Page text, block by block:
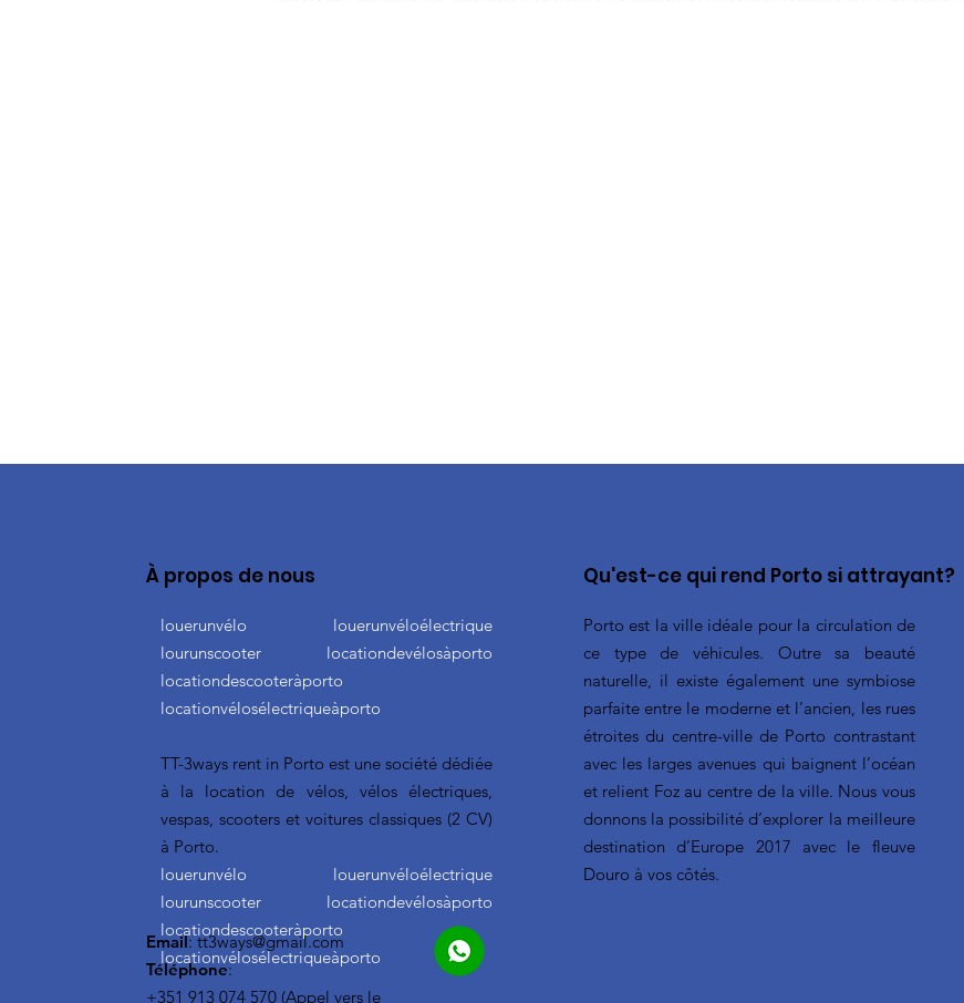
À propos de nous
louerunvélo louerunvéloélectrique
lourunscooter locationdevélosàporto
locationdescooteràporto
locationvélosélectriqueàporto
TT-3ways rent in Porto est une société dédiée
à la location de vélos, vélos électriques,
vespas, scooters et voitures classiques (2 CV)
à Porto.
louerunvélo louerunvéloélectrique
lourunscooter locationdevélosàporto
locationdescooteràporto
locationvélosélectriqueàporto
Email:tt3ways@gmail.com
Téléphone:
+351 913 074 570 (Appel vers le
Qu'est-ce qui rend Porto si attrayant?
Porto est la ville idéale pour la circulation de
ce type de véhicules. Outre sa beauté
naturelle, il existe également une symbiose
parfaite entre le moderne et l’ancien, les rues
étroites du centre-ville de Porto contrastant
avec les larges avenues qui baignent l’océan
et relient Foz au centre de la ville. Nous vous
donnons la possibilité d’explorer la meilleure
destination d’Europe 2017 avec le fleuve
Douro à vos côtés.